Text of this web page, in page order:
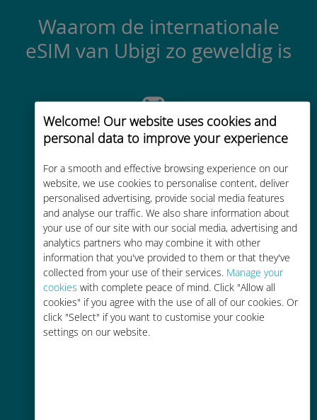
Welcome! Our website uses cookies and
personal data to improve your experience
For a smooth and effective browsing experience on our
website, we use cookies to personalise content, deliver
personalised advertising, provide social media features
and analyse our traffic. We also share information about
your use of our site with our social media, advertising and
analytics partners who may combine it with other
information that you've provided to them or that they've
collected from your use of their services. Manage your
cookies with complete peace of mind. Click "Allow all
cookies" if you agree with the use of all of our cookies. Or
click "Select" if you want to customise your cookie
settings on our website.
Waarom de internationale
eSIM van Ubigi zo geweldig is
Directe activering
Ontvang binnen enkele minuten
een QR-code via e-mail en scan
deze
Wereldwijd